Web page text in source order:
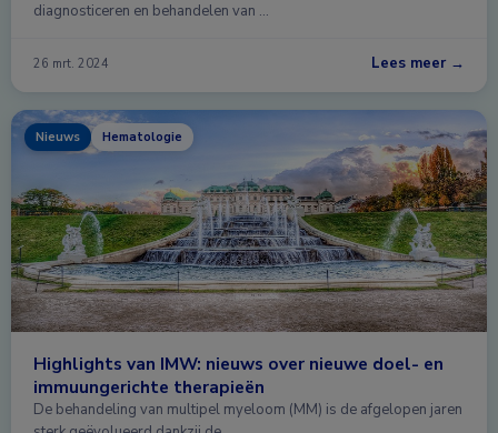
diagnosticeren en behandelen van …
26 mrt. 2024 Lees meer →
Nieuws Hematologie
Highlights van IMW: nieuws over nieuwe doel- en
immuungerichte therapieën
De behandeling van multipel myeloom (MM) is de afgelopen jaren